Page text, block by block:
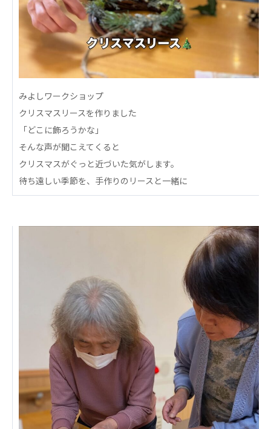
社会福祉法人 心の会
心の会
医療（共に生きる仲間達）
医療法人社団 美翔会
S-Labo（渋谷院）
医療法人社団 デンタルケアコミュニティ
フォレストデンタルクリニック
医療法人 共生会
松園病院介護医療院
OKP with Life クリニック
こうのすナーシングホーム共生園
あげお共生の家
医療法人 京都翔医会
西京都病院
西京都クリニック
洛桂の郷
桂寿の郷
訪問看護ステーション秋桜
上桂の郷
みよしワークショップ
クリスマスリースを作りました
「どこに飾ろうかな」
そんな声が聞こえてくると
クリスマスがぐっと近づいた気がします。
待ち遠しい季節を、手作りのリースと一緒に